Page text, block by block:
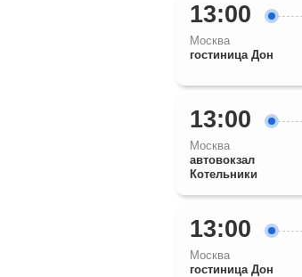
13:00
Москва
гостиница Дон
13:00
Москва
автовокзал
Котельники
13:00
Москва
гостиница Дон